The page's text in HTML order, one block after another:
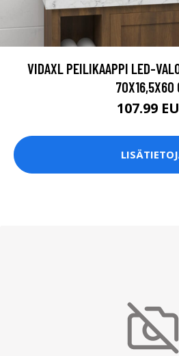
VIDAXL PEILIKAAPPI LED-
70X16,5X60
107.99